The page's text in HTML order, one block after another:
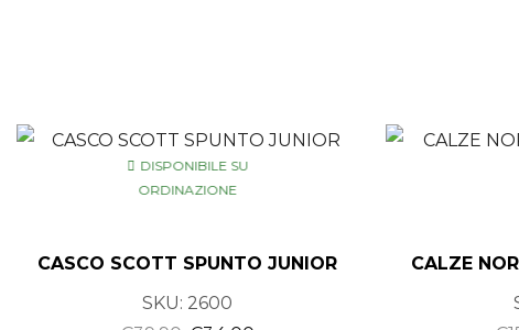
DISPONIBILE SU
ORDINAZIONE
CASCO SCOTT SPUNTO JUNIOR
SKU: 2600
CALZE